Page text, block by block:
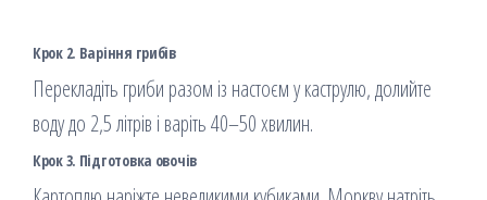
Крок 2. Варіння грибів
Перекладіть гриби разом із настоєм у каструлю, долийте
воду до 2,5 літрів і варіть 40–50 хвилин.
Крок 3. Підготовка овочів